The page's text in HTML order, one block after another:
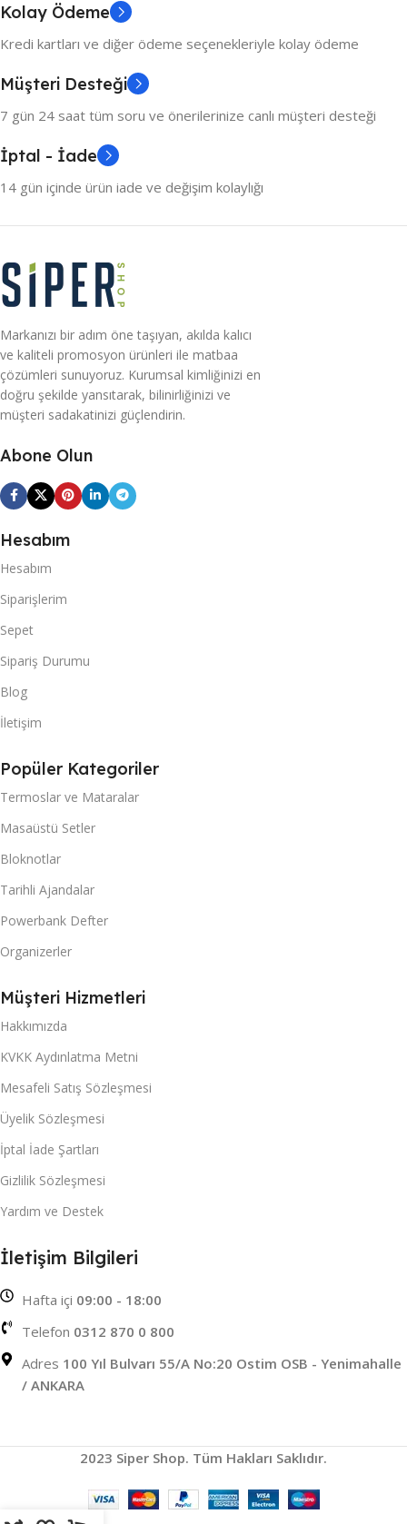
Kolay Ödeme
Kredi kartları ve diğer ödeme seçenekleriyle kolay ödeme
Müşteri Desteği
7 gün 24 saat tüm soru ve önerilerinize canlı müşteri desteği
İptal - İade
14 gün içinde ürün iade ve değişim kolaylığı
Markanızı bir adım öne taşıyan, akılda kalıcı
ve kaliteli promosyon ürünleri ile matbaa
çözümleri sunuyoruz. Kurumsal kimliğinizi en
doğru şekilde yansıtarak, bilinirliğinizi ve
müşteri sadakatinizi güçlendirin.
Abone Olun
Hesabım
Hesabım
Siparişlerim
Sepet
Sipariş Durumu
Blog
İletişim
Popüler Kategoriler
Termoslar ve Mataralar
Masaüstü Setler
Bloknotlar
Tarihli Ajandalar
Powerbank Defter
Organizerler
Müşteri Hizmetleri
Hakkımızda
KVKK Aydınlatma Metni
Mesafeli Satış Sözleşmesi
Üyelik Sözleşmesi
İptal İade Şartları
Gizlilik Sözleşmesi
Yardım ve Destek
İletişim Bilgileri
Hafta içi 09:00 - 18:00
Telefon 0312 870 0 800
Adres 100 Yıl Bulvarı 55/A No:20 Ostim OSB - Yenimahalle
/ ANKARA
2023 Siper Shop. Tüm Hakları Saklıdır.